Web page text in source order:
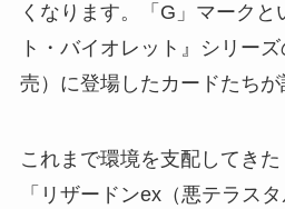
くなります。「G」マークと
ト・バイオレット』シリー
売）に登場したカードたちが
これまで環境を支配してき
「リザードンex（悪テラス